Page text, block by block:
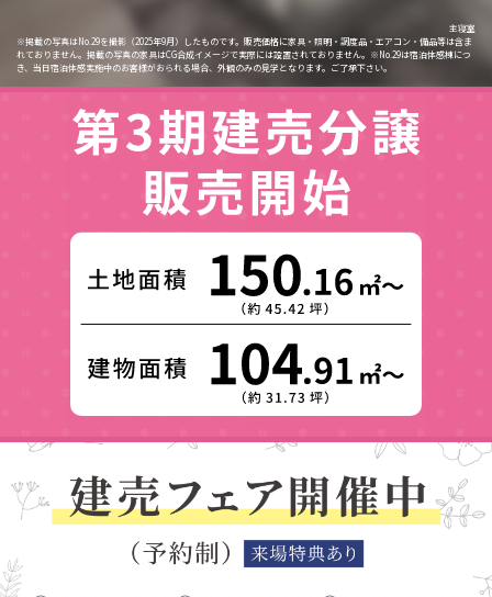
リビング・ダイニング・キッチン
※掲載の写真はNo.29を撮影（2025年9月）したものです。販売価格に家具・照明・調度品・エアコン・備品等は含ま
れておりません。掲載の写真の家具はCG合成イメージで実際には設置されておりません。※No.29は宿泊体感棟につ
き、当日宿泊体感実施中のお客様がおられる場合、外観のみの見学となります。ご了承下さい。
外観
※掲載の写真はNo.29を撮影（2026年1月）したものです。一部画像処理を施しており、実際とは多少異なります。
※No.29は宿泊体感棟につき、当日宿泊体感実施中のお客様がおられる場合、外観のみの見学となります。ご了承下さ
い。
主寝室
※掲載の写真はNo.29を撮影（2025年9月）したものです。販売価格に家具・照明・調度品・エアコン・備品等は含ま
れておりません。掲載の写真の家具はCG合成イメージで実際には設置されておりません。※No.29は宿泊体感棟につ
き、当日宿泊体感実施中のお客様がおられる場合、外観のみの見学となります。ご了承下さい。